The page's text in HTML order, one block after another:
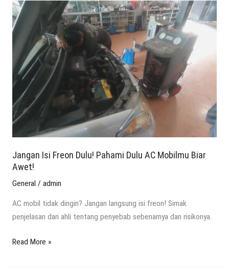
Jangan Isi Freon Dulu! Pahami Dulu AC Mobilmu Biar
Awet!
General / admin
AC mobil tidak dingin? Jangan langsung isi freon! Simak
penjelasan dari ahli tentang penyebab sebenarnya dan risikonya.
Jangan
Isi
Freon
Dulu!
Pahami
Dulu
AC
Mobilmu
Biar
Awet!
Read More »